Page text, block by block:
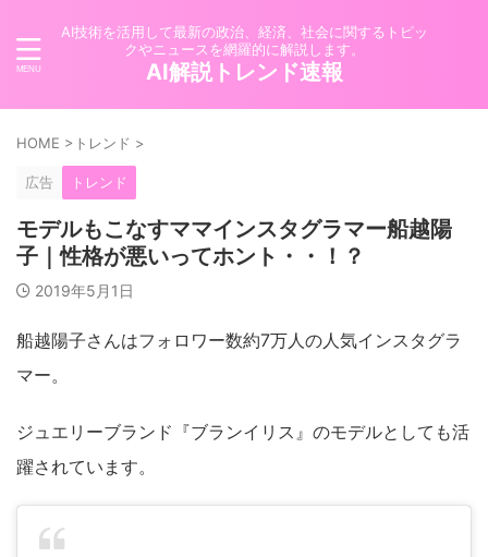
AI技術を活用して最新の政治、経済、社会に関するトピッ
クやニュースを網羅的に解説します。
AI解説トレンド速報
HOME > トレンド >
広告 トレンド
モデルもこなすママインスタグラマー船越陽
子｜性格が悪いってホント・・！？
2019年5月1日
船越陽子さんはフォロワー数約7万人の人気インスタグラ
マー。
ジュエリーブランド『ブランイリス』のモデルとしても活
躍されています。